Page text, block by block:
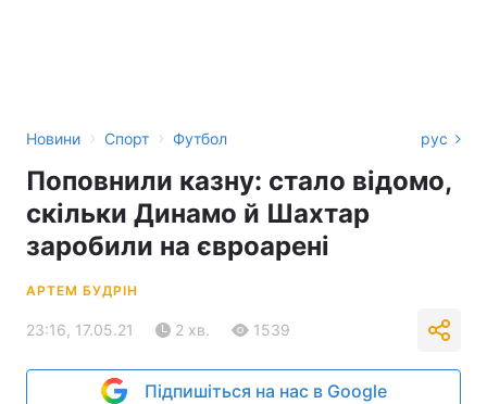
Новини › Спорт › Футбол рус
Поповнили казну: стало відомо,
скільки Динамо й Шахтар
заробили на євроарені
АРТЕМ БУДРІН
23:16, 17.05.21 2 хв. 1539
Підпишіться на нас в Google